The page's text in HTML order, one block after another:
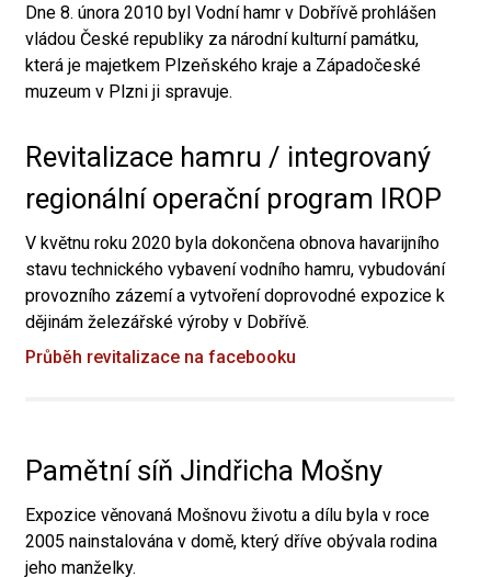
Dne 8. února 2010 byl Vodní hamr v Dobřívě prohlášen
vládou České republiky za národní kulturní památku,
která je majetkem Plzeňského kraje a Západočeské
muzeum v Plzni ji spravuje.
Revitalizace hamru / integrovaný
regionální operační program IROP
V květnu roku 2020 byla dokončena obnova havarijního
stavu technického vybavení vodního hamru, vybudování
provozního zázemí a vytvoření doprovodné expozice k
dějinám železářské výroby v Dobřívě.
Průběh revitalizace na facebooku
Pamětní síň Jindřicha Mošny
Expozice věnovaná Mošnovu životu a dílu byla v roce
2005 nainstalována v domě, který dříve obývala rodina
jeho manželky.